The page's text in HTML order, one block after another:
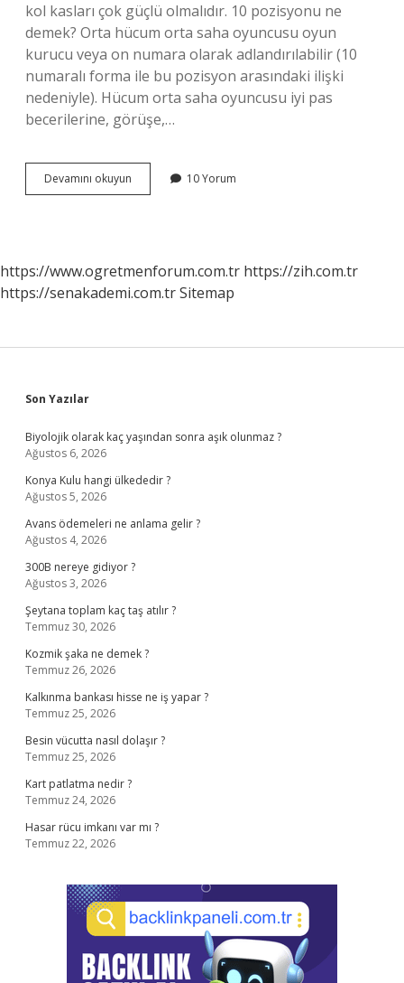
kol kasları çok güçlü olmalıdır. 10 pozisyonu ne
demek? Orta hücum orta saha oyuncusu oyun
kurucu veya on numara olarak adlandırılabilir (10
numaralı forma ile bu pozisyon arasındaki ilişki
nedeniyle). Hücum orta saha oyuncusu iyi pas
becerilerine, görüşe,…
Devamını okuyun
Pozisyonu
10 Yorum
https://www.ogretmenforum.com.tr https://zih.com.tr
https://senakademi.com.trSitemap
Sidebar
Son Yazılar
Biyolojik olarak kaç yaşından sonra aşık olunmaz ?
Ağustos 6, 2026
Konya Kulu hangi ülkededir ?
Ağustos 5, 2026
Avans ödemeleri ne anlama gelir ?
Ağustos 4, 2026
300B nereye gidiyor ?
Ağustos 3, 2026
Şeytana toplam kaç taş atılır ?
Temmuz 30, 2026
Kozmik şaka ne demek ?
Temmuz 26, 2026
Kalkınma bankası hisse ne iş yapar ?
Temmuz 25, 2026
Besin vücutta nasıl dolaşır ?
Temmuz 25, 2026
Kart patlatma nedir ?
Temmuz 24, 2026
Hasar rücu imkanı var mı ?
Temmuz 22, 2026